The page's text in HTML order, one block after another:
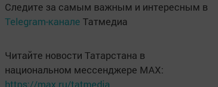
Следите за самым важным и интересным в
Telegram-канале Татмедиа
Читайте новости Татарстана в
национальном мессенджере MАХ:
https://max.ru/tatmedia